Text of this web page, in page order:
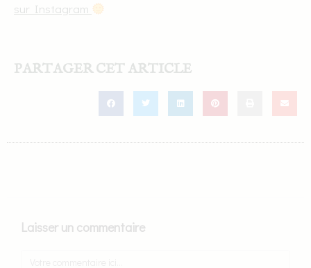
sur Instagram
PARTAGER CET ARTICLE
Laisser un commentaire